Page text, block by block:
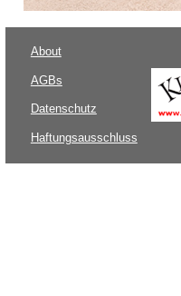
About
AGBs
Datenschutz
Haftungsausschluss